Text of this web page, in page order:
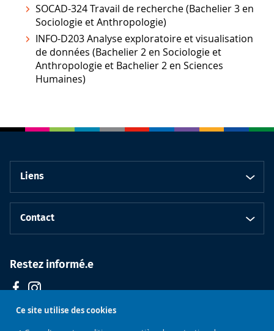
Ce site utilise des cookies
SOCAD-324 Travail de recherche (Bachelier 3 en
Sociologie et Anthropologie)
INFO-D203 Analyse exploratoire et visualisation
de données (Bachelier 2 en Sociologie et
Anthropologie et Bachelier 2 en Sciences
Humaines)
Liens
Contact
Restez informé.e